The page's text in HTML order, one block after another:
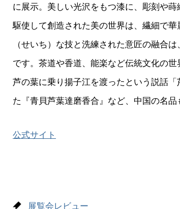
に展示。美しい光沢をもつ漆に、彫刻や
駆使して創造された美の世界は、繊細で
（せいち）な技と洗練された意匠の融合
です。茶道や香道、能楽など伝統文化の
芦の葉に乗り揚子江を渡ったという説話
た『青貝芦葉達磨香合』など、中国の名品
公式サイト
展覧会レビュー